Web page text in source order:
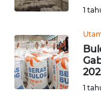
1
1
BEKASI
WN
BOGOR
WN